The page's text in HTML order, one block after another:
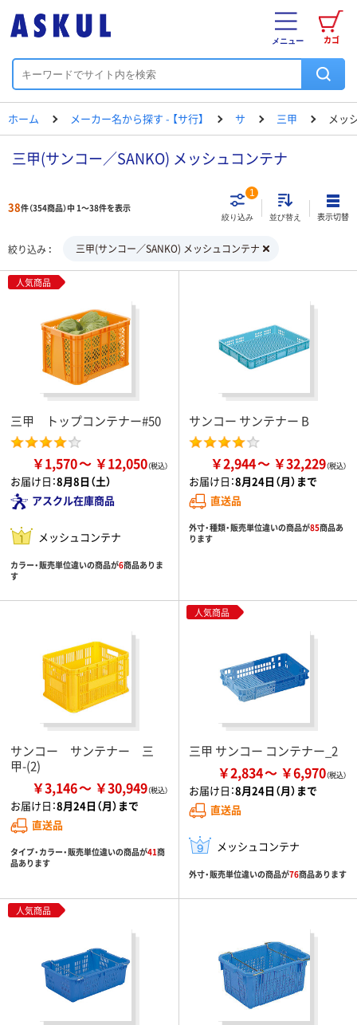
カゴ
メニュー
ホーム メーカー名から探す - 【サ行】 サ 三甲 メッ
三甲(サンコー／SANKO) メッシュコンテナ
38件（354商品）中 1～38件を表示
絞り込み
1
並び替え 表示切替
絞り込み 三甲(サンコー／SANKO) メッシュコンテナ
人気商品
三甲 トップコンテナー#50
￥1,570 ￥12,050
お届け日：8月8日（土）
アスクル在庫商品
メッシュコンテナ
カラー・販売単位違いの商品が6商品ありま
す
サンコー サンテナー B
￥2,944 ￥32,229
お届け日：8月24日（月）まで
直送品
外寸・種類・販売単位違いの商品が85商品あ
ります
サンコー サンテナー 三
甲-(2)
￥3,146 ￥30,949
お届け日：8月24日（月）まで
直送品
タイプ・カラー・販売単位違いの商品が41商
品あります
人気商品
三甲 サンコー コンテナー_2
￥2,834 ￥6,970
お届け日：8月24日（月）まで
直送品
メッシュコンテナ
外寸・販売単位違いの商品が76商品あります
人気商品